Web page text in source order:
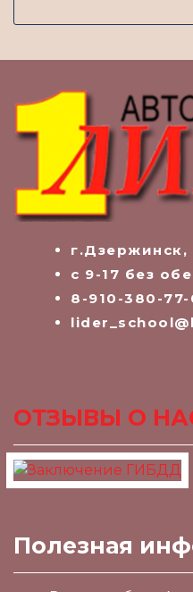
г.Дзержинск,
с 9-17 без
8-910-380-77-
ОТЗЫВЫ О
Полезная